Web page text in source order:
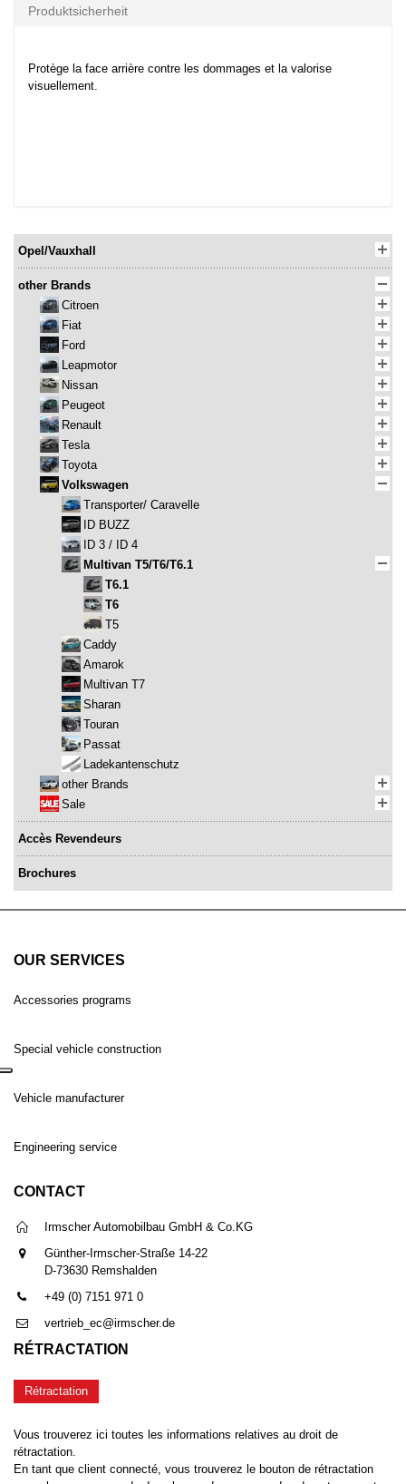
Produktsicherheit
Protège la face arrière contre les dommages et la valorise
visuellement.
Opel/Vauxhall
other Brands
Citroen
Fiat
Ford
Leapmotor
Nissan
Peugeot
Renault
Tesla
Toyota
Volkswagen
Transporter/ Caravelle
ID BUZZ
ID 3 / ID 4
Multivan T5/T6/T6.1
T6.1
T6
T5
Caddy
Amarok
Multivan T7
Sharan
Touran
Passat
Ladekantenschutz
other Brands
Sale
Accès Revendeurs
Brochures
OUR SERVICES
Accessories programs
Special vehicle construction
Vehicle manufacturer
Engineering service
CONTACT
Irmscher Automobilbau GmbH & Co.KG
Günther-Irmscher-Straße 14-22
D-73630 Remshalden
+49 (0) 7151 971 0
vertrieb_ec@irmscher.de
RÉTRACTATION
Rétractation
Vous trouverez ici toutes les informations relatives au droit de
rétractation.
En tant que client connecté, vous trouverez le bouton de rétractation